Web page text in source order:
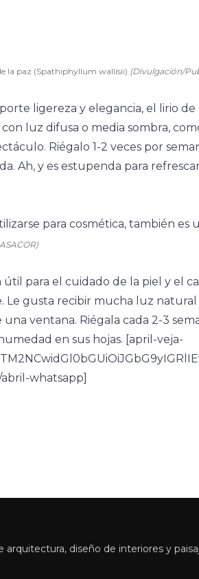
la paz (Spathiphyllum wallisii) (Divulgación/
ligereza y elegancia, el lirio de
luz difusa o media sombra,
Riégalo 1-2 veces por
Ah, y es estupenda para
para el cuidado de la piel y el
Le gusta recibir mucha luz
una ventana. Riégala cada 2-3
en sus hojas. [april-veja-
whatsapp]
diseño de interiores y